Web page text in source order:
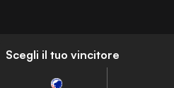
Scegli il tuo vincitore